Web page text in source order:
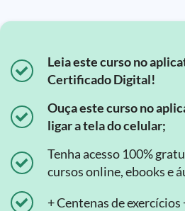
Leia este curso no
Certificado Digital!
Ouça este curso no
ligar a tela do celular;
Tenha acesso 100%
cursos online, ebooks e
+ Centenas de